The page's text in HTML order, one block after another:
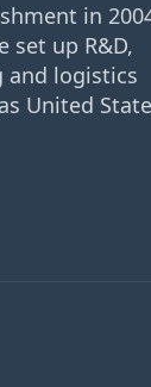
in
set up R&D,
and logistics
United